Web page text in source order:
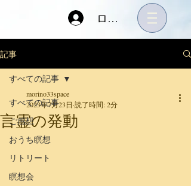
ログイン
記事
すべての記事
ご感想
おうち瞑想
リトリート
瞑想会
すべての記事
言霊の発動
morino33space
2023年7月23日 読了時間: 2分